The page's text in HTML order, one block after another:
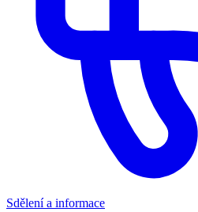
Sdělení a informace